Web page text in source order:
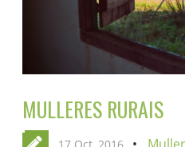
MULLERES RURAIS